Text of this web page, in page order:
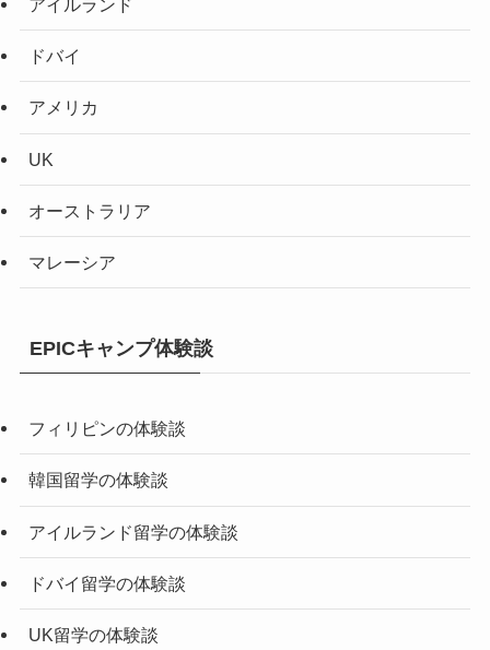
アイルランド
ドバイ
アメリカ
UK
オーストラリア
マレーシア
EPICキャンプ体験談
フィリピンの体験談
韓国留学の体験談
アイルランド留学の体験談
ドバイ留学の体験談
UK留学の体験談